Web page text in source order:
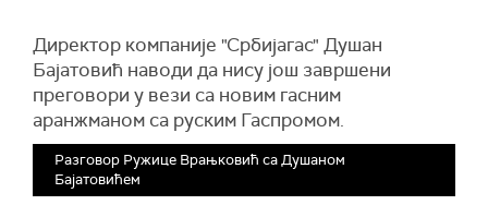
Директор компаније "Србијагас" Душан
Бајатовић наводи да нису још завршени
преговори у вези са новим гасним
аранжманом са руским Гаспромом.
Разговор Ружице Врањковић са Душаном
Бајатовићем